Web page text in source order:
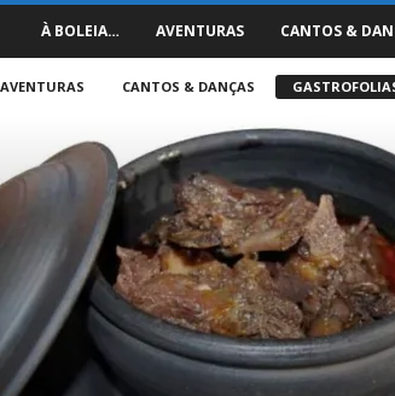
e
À BOLEIA… AVENTURAS CANTOS &
AVENTURAS CANTOS & DANÇAS